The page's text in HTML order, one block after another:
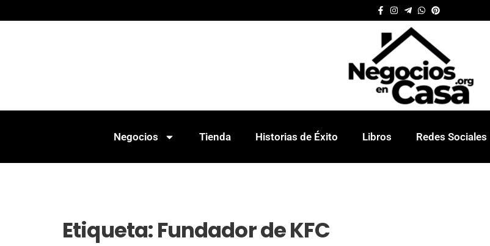
Negocios Tienda Historias de Éxito Libros Redes Sociales
Etiqueta:Fundador de KFC